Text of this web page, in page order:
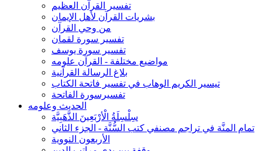
تفسير القرآن العظيم
بشريات القرآن لأهل الإيمان
من وحي القرآن
تفسير سورة لقمان
تفسير سورة يوسف
مواضيع مختلفة - القرآن علومه
بلاغ الرسالة القرآنية
تيسير الكريم الوهاب في تفسير فاتحة الكتاب
تفسيرسورة الفاتحة
الحديث وعلومه
سِلْسِلَةُ الْأرْبَعِينَ الذَّهَبِيَّة
تمام المنَّة في تراجم مصنفي كتب السُّنَّة - الجزء الثاني
الأربعون النووية